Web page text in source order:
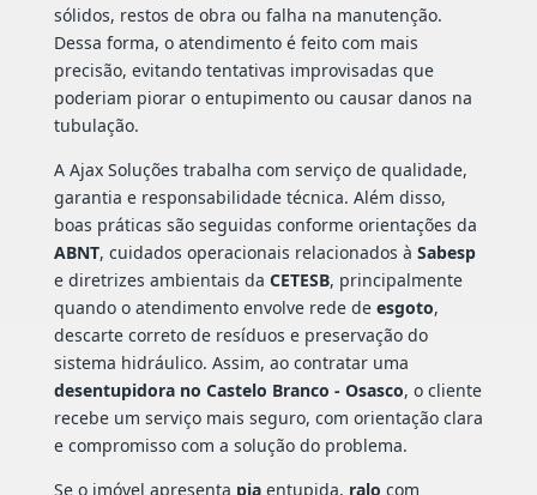
sólidos, restos de obra ou falha na manutenção.
Dessa forma, o atendimento é feito com mais
precisão, evitando tentativas improvisadas que
poderiam piorar o entupimento ou causar danos na
tubulação.
A Ajax Soluções trabalha com serviço de qualidade,
garantia e responsabilidade técnica. Além disso,
boas práticas são seguidas conforme orientações da
ABNT, cuidados operacionais relacionados à Sabesp
e diretrizes ambientais da CETESB, principalmente
quando o atendimento envolve rede de esgoto,
descarte correto de resíduos e preservação do
sistema hidráulico. Assim, ao contratar uma
desentupidora no Castelo Branco - Osasco, o cliente
recebe um serviço mais seguro, com orientação clara
e compromisso com a solução do problema.
Se o imóvel apresenta piaentupida, ralo com